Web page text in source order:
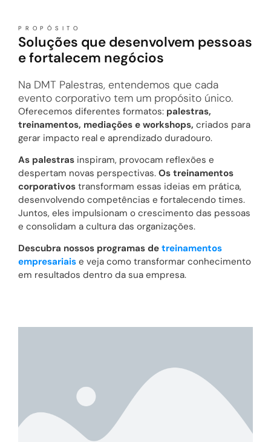
PROPÓSITO
Soluções que desenvolvem pessoas
e fortalecem negócios
Na DMT Palestras, entendemos que cada
evento corporativo tem um propósito único.
Oferecemos diferentes formatos: palestras,
treinamentos, mediações e workshops, criados para
gerar impacto real e aprendizado duradouro.
As palestras inspiram, provocam reflexões e
despertam novas perspectivas. Os treinamentos
corporativos transformam essas ideias em prática,
desenvolvendo competências e fortalecendo times.
Juntos, eles impulsionam o crescimento das pessoas
e consolidam a cultura das organizações.
Descubra nossos programas de treinamentos
empresariais e veja como transformar conhecimento
em resultados dentro da sua empresa.